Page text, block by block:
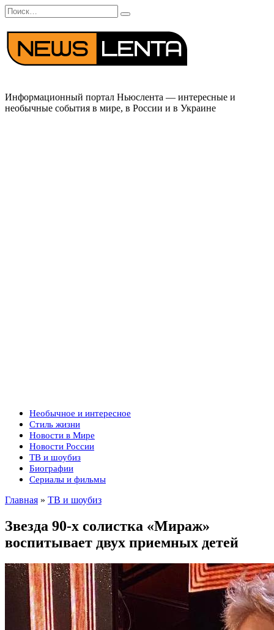
Перейти
к
содержанию
Search
for:
Информационный портал Ньюслента — интересные и
необычные события в мире, в России и в Украине
Необычное и интересное
Стиль жизни
Новости в Мире
Новости России
ТВ и шоубиз
Биографии
Сериалы и фильмы
Главная » ТВ и шоубиз
Звезда 90-х солистка «Мираж»
воспитывает двух приемных детей